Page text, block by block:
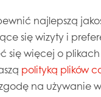
na sernik
najlepszą
się wizyty i
się więcej o
polityką plików
na używanie